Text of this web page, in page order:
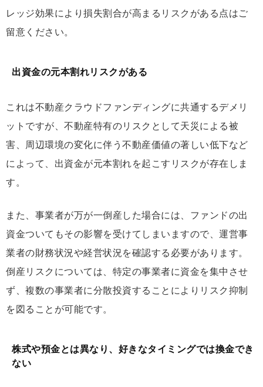
レッジ効果により損失割合が高まるリスクがある点はご
留意ください。
出資金の元本割れリスクがある
これは不動産クラウドファンディングに共通するデメリ
ットですが、不動産特有のリスクとして天災による被
害、周辺環境の変化に伴う不動産価値の著しい低下など
によって、出資金が元本割れを起こすリスクが存在しま
す。
また、事業者が万が一倒産した場合には、ファンドの出
資金ついてもその影響を受けてしまいますので、運営事
業者の財務状況や経営状況を確認する必要があります。
倒産リスクについては、特定の事業者に資金を集中させ
ず、複数の事業者に分散投資することによりリスク抑制
を図ることが可能です。
株式や預金とは異なり、好きなタイミングでは換金でき
ない